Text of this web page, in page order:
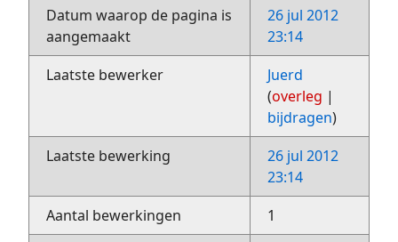
Datum waarop de pagina is
aangemaakt
26 jul 2012
23:14
Laatste bewerker
Juerd
(overleg |
bijdragen)
Laatste bewerking
26 jul 2012
23:14
Aantal bewerkingen
1